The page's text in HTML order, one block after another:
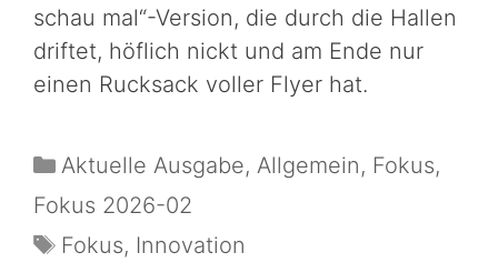
schau mal“-Version, die durch die Hallen
driftet, höflich nickt und am Ende nur
einen Rucksack voller Flyer hat.
Aktuelle Ausgabe, Allgemein, Fokus,
Fokus 2026-02
Fokus, Innovation